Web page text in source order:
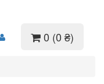
0 (0 ₴)